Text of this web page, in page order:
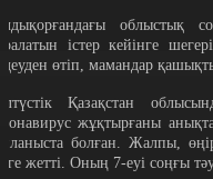
облыстық
істер кейінге
өтіп, мамандар
Қазақстан
жұқтырғаны
болған. Жалпы,
ге жетті. Оның 7-еуі соңғы